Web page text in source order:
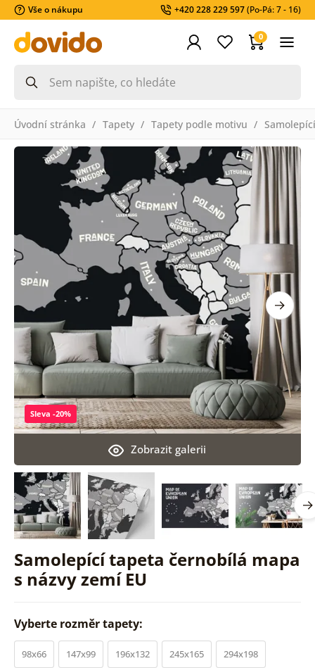
Vše o nákupu +420 228 229 597(Po-Pá: 7 - 16)
0
Úvodní stránka Tapety Tapety podle motivu
Samolepící tapeta černobílá mapa
s názvy zemí EU
Zobrazit galerii
Sleva -20%
Vyberte rozměr tapety:
98x66 147x99 196x132 245x165 294x198